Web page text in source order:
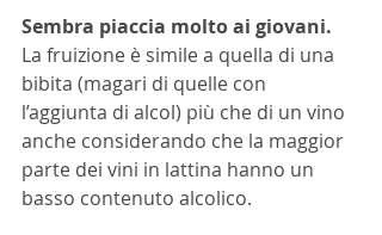
Sembra piaccia molto ai giovani.
La fruizione è simile a quella di una
bibita (magari di quelle con
l’aggiunta di alcol) più che di un vino
anche considerando che la maggior
parte dei vini in lattina hanno un
basso contenuto alcolico.